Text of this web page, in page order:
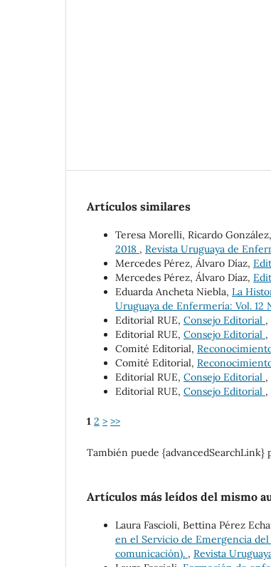
Artículos similares
Teresa Morelli, Ricardo González,
2018 , Revista Uruguaya de
Mercedes Pérez, Álvaro Díaz,
Mercedes Pérez, Álvaro Díaz,
Eduarda Ancheta Niebla, La
Uruguaya de Enfermería: Vol. 12
Editorial RUE, Consejo Editorial ,
Editorial RUE, Consejo Editorial ,
Comité Editorial,
Comité Editorial,
Editorial RUE, Consejo Editorial ,
Editorial RUE, Consejo Editorial ,
1 2 > >>
También puede {advancedSearchLink}
Artículos más leídos del mismo
Laura Fascioli, Bettina Pérez
en el Servicio de Emergencia
comunicación). , Revista